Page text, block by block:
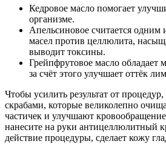
Кедровое масло помогает
организме.
Апельсиновое считается
масел против целлюлита,
выводит токсины.
Грейпфрутовое масло
за счёт этого улучшает оттёк
Чтобы усилить результат от
скрабами, которые великолепно
частичек и улучшают
нанесите на руки антицеллюлитный
действие процедуры, сделает кожу